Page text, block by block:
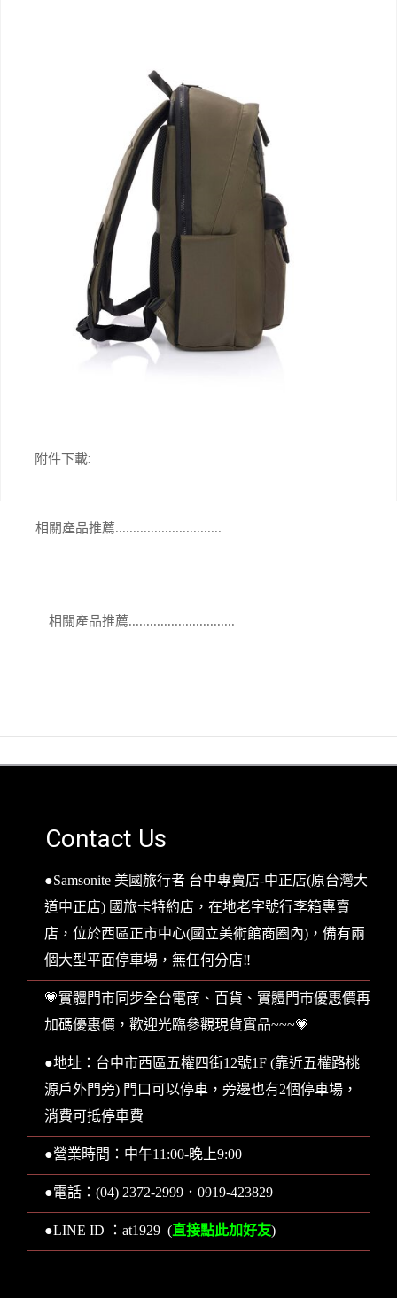
附件下載:
相關產品推薦..............................
相關產品推薦..............................
Contact Us
●Samsonite 美國旅行者 台中專賣店-中正店(原台灣大
道中正店) 國旅卡特約店，在地老字號行李箱專賣
店，位於西區正市中心(國立美術館商圈內)，備有兩
個大型平面停車場，無任何分店‼️
💗實體門市同步全台電商、百貨、實體門市優惠價再
加碼優惠價，歡迎光臨參觀現貨實品~~~💗
●地址：台中市西區五權四街12號1F (靠近五權路桃
源戶外門旁) 門口可以停車，旁邊也有2個停車場，
消費可抵停車費
●營業時間：中午11:00-晚上9:00
●電話：(04) 2372-2999．0919-423829
●LINE ID ：at1929 (直接點此加好友)